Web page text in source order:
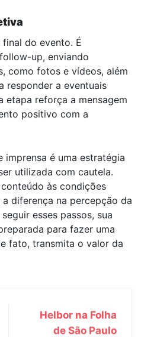
do evento. É
up, enviando
como fotos e vídeos, além
responder a eventuais
etapa reforça a mensagem
positivo com a
é uma estratégia
utilizada com cautela.
às condições
diferença na percepção da
esses passos, sua
para fazer uma
fato, transmita o valor da
Helbor na Folha
de São Paulo